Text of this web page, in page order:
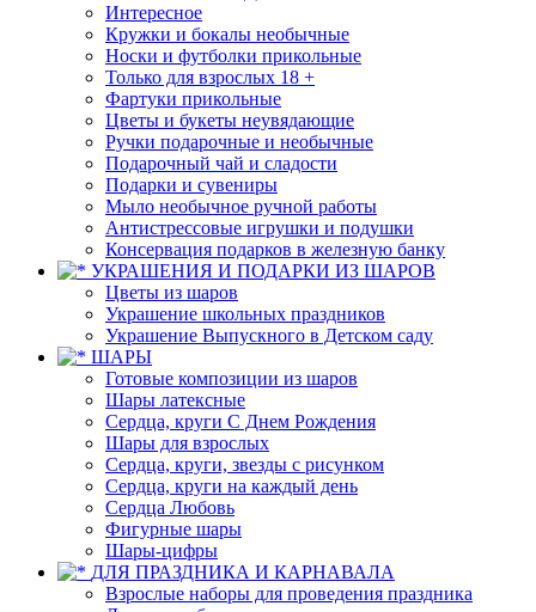
Интересное
Кружки и бокалы необычные
Носки и футболки прикольные
Только для взрослых 18 +
Фартуки прикольные
Цветы и букеты неувядающие
Ручки подарочные и необычные
Подарочный чай и сладости
Подарки и сувениры
Мыло необычное ручной работы
Антистрессовые игрушки и подушки
Консервация подарков в железную банку
УКРАШЕНИЯ И ПОДАРКИ ИЗ ШАРОВ
Цветы из шаров
Украшение школьных праздников
Украшение Выпускного в Детском саду
ШАРЫ
Готовые композиции из шаров
Шары латексные
Сердца, круги С Днем Рождения
Шары для взрослых
Сердца, круги, звезды с рисунком
Сердца, круги на каждый день
Сердца Любовь
Фигурные шары
Шары-цифры
ДЛЯ ПРАЗДНИКА И КАРНАВАЛА
Взрослые наборы для проведения праздника